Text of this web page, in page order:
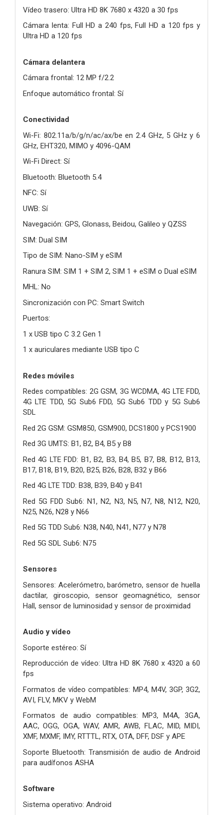
Vídeo trasero: Ultra HD 8K 7680 x 4320 a 30 fps
Cámara lenta: Full HD a 240 fps, Full HD a 120 fps y
Ultra HD a 120 fps
Cámara delantera
Cámara frontal: 12 MP f/2.2
Enfoque automático frontal: Sí
Conectividad
Wi-Fi: 802.11a/b/g/n/ac/ax/be en 2.4 GHz, 5 GHz y 6
GHz, EHT320, MIMO y 4096-QAM
Wi-Fi Direct: Sí
Bluetooth: Bluetooth 5.4
NFC: Sí
UWB: Sí
Navegación: GPS, Glonass, Beidou, Galileo y QZSS
SIM: Dual SIM
Tipo de SIM: Nano-SIM y eSIM
Ranura SIM: SIM 1 + SIM 2, SIM 1 + eSIM o Dual eSIM
MHL: No
Sincronización con PC: Smart Switch
Puertos:
1 x USB tipo C 3.2 Gen 1
1 x auriculares mediante USB tipo C
Redes móviles
Redes compatibles: 2G GSM, 3G WCDMA, 4G LTE FDD,
4G LTE TDD, 5G Sub6 FDD, 5G Sub6 TDD y 5G Sub6
SDL
Red 2G GSM: GSM850, GSM900, DCS1800 y PCS1900
Red 3G UMTS: B1, B2, B4, B5 y B8
Red 4G LTE FDD: B1, B2, B3, B4, B5, B7, B8, B12, B13,
B17, B18, B19, B20, B25, B26, B28, B32 y B66
Red 4G LTE TDD: B38, B39, B40 y B41
Red 5G FDD Sub6: N1, N2, N3, N5, N7, N8, N12, N20,
N25, N26, N28 y N66
Red 5G TDD Sub6: N38, N40, N41, N77 y N78
Red 5G SDL Sub6: N75
Sensores
Sensores: Acelerómetro, barómetro, sensor de huella
dactilar, giroscopio, sensor geomagnético, sensor
Hall, sensor de luminosidad y sensor de proximidad
Audio y vídeo
Soporte estéreo: Sí
Reproducción de vídeo: Ultra HD 8K 7680 x 4320 a 60
fps
Formatos de vídeo compatibles: MP4, M4V, 3GP, 3G2,
AVI, FLV, MKV y WebM
Formatos de audio compatibles: MP3, M4A, 3GA,
AAC, OGG, OGA, WAV, AMR, AWB, FLAC, MID, MIDI,
XMF, MXMF, IMY, RTTTL, RTX, OTA, DFF, DSF y APE
Soporte Bluetooth: Transmisión de audio de Android
para audífonos ASHA
Software
Sistema operativo: Android